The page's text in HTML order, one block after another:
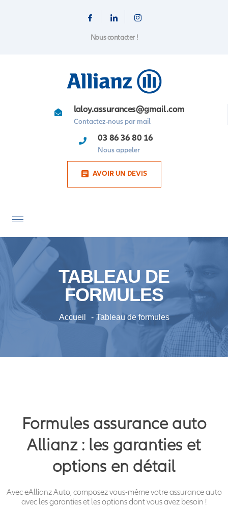
Nous contacter !
laloy.assurances@gmail.com
Contactez-nous par mail
03 86 36 80 16
Nous appeler
AVOIR UN DEVIS
TABLEAU DE
FORMULES
Accueil Tableau de formules
Formules assurance auto
Allianz : les garanties et
options en détail
Avec eAllianz Auto, composez vous-même votre assurance auto
avec les garanties et les options dont vous avez besoin !